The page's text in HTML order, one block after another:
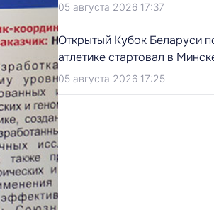
05 августа 2026 17:37
Открытый Кубок Беларуси
атлетике стартовал в
05 августа 2026 17:25